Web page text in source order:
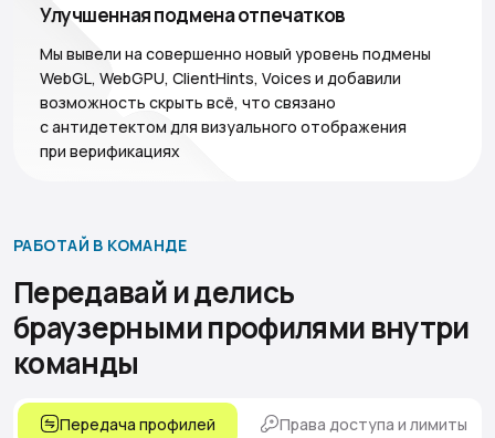
Улучшенная подмена отпечатков
Мы вывели на совершенно новый уровень подмены
WebGL, WebGPU, ClientHints, Voices и добавили
возможность скрыть всё, что связано
с антидетектом для визуального отображения
при верификациях
РАБОТАЙ В КОМАНДЕ
Передавай и делись
браузерными профилямивнутри
команды
Передача профилей Права доступа и лимиты